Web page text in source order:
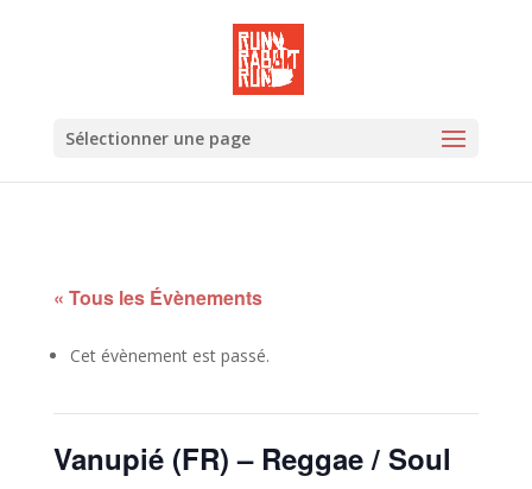
Sélectionner une page
« Tous les Évènements
Cet évènement est passé.
Vanupié (FR) – Reggae / Soul